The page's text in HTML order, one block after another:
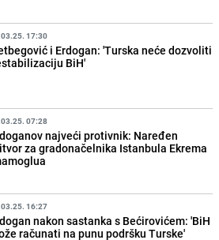
17:30
i Erdogan: 'Turska neće dozvoliti
BiH'
07:28
najveći protivnik: Naređen
za gradonačelnika Istanbula Ekrema
16:27
nakon sastanka s Bećirovićem: 'BiH
računati na punu podršku Turske'